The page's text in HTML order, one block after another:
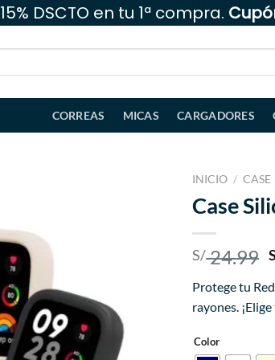
15% DSCTO en tu 1ª compra.
CORREAS MICAS CARGADORES
INICIO / CASE
Case
S/24.99
Protege tu
rayones.
Color